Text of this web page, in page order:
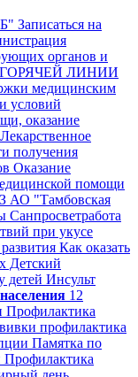
Записаться на
органов и
ЛИНИИ
медицинским
условий
оказание
Лекарственное
получения
Оказание
помощи
АО "Тамбовская
Санпросветработа
при укусе
Как оказать
Детский
детей Инсульт
12
Профилактика
профилактика
Памятка по
Профилактика